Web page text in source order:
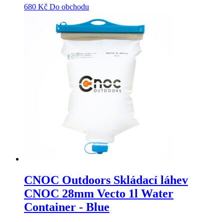
680 Kč Do obchodu
CNOC Outdoors Skládací láhev
CNOC 28mm Vecto 1l Water
Container - Blue